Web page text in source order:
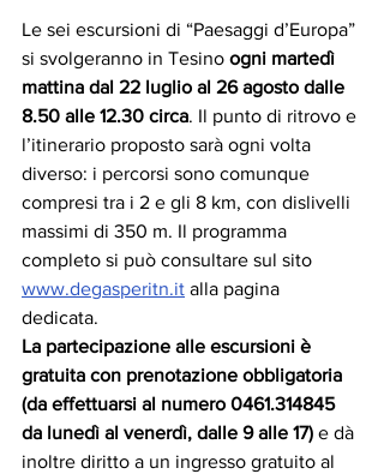
Le sei escursioni di “Paesaggi d’Europa”
si svolgeranno in Tesino ogni martedì
mattina dal 22 luglio al 26 agosto dalle
8.50 alle 12.30 circa. Il punto di ritrovo e
l’itinerario proposto sarà ogni volta
diverso: i percorsi sono comunque
compresi tra i 2 e gli 8 km, con dislivelli
massimi di 350 m. Il programma
completo si può consultare sul sito
www.degasperitn.it alla pagina
dedicata.
La partecipazione alle escursioni è
gratuita con prenotazione obbligatoria
(da effettuarsi al numero 0461.314845
da lunedì al venerdì, dalle 9 alle 17) e dà
inoltre diritto a un ingresso gratuito al